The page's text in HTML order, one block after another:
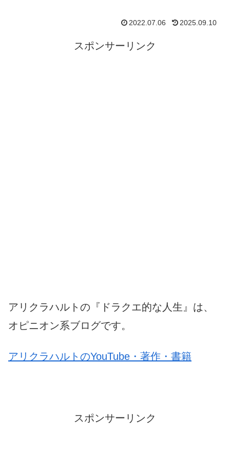
2022.07.06 2025.09.10
スポンサーリンク
アリクラハルトの『ドラクエ的な人生』は、
オピニオン系ブログです。
アリクラハルトのYouTube・著作・書籍
スポンサーリンク